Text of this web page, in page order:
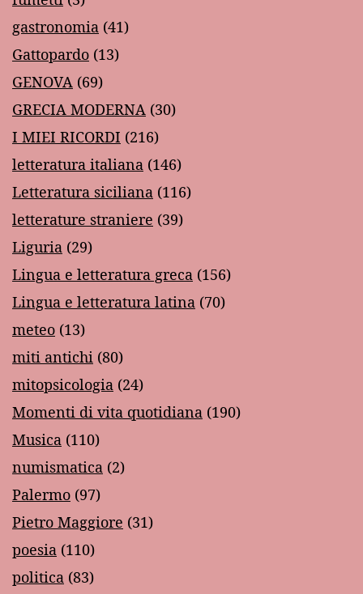
gastronomia (41)
Gattopardo (13)
GENOVA (69)
GRECIA MODERNA (30)
I MIEI RICORDI (216)
letteratura italiana (146)
Letteratura siciliana (116)
letterature straniere (39)
Liguria (29)
Lingua e letteratura greca (156)
Lingua e letteratura latina (70)
meteo (13)
miti antichi (80)
mitopsicologia (24)
Momenti di vita quotidiana (190)
Musica (110)
numismatica (2)
Palermo (97)
Pietro Maggiore (31)
poesia (110)
politica (83)